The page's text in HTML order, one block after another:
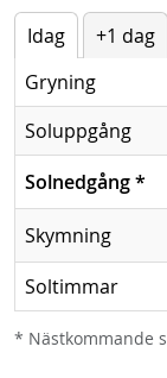
Idag +1 dag
Gryning
Soluppgång
Solnedgång*
Skymning
Soltimmar
* Nästkommande